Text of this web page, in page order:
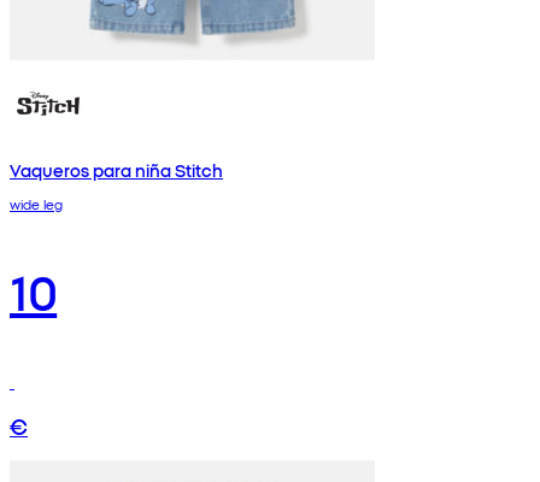
Vaqueros para niña Stitch
wide leg
10
€